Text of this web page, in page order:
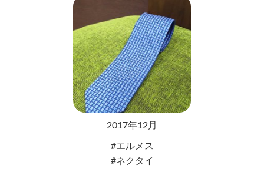
2017年12月
エルメス
ネクタイ